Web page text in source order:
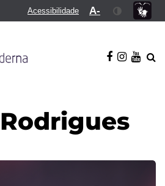
Acessibilidade A-